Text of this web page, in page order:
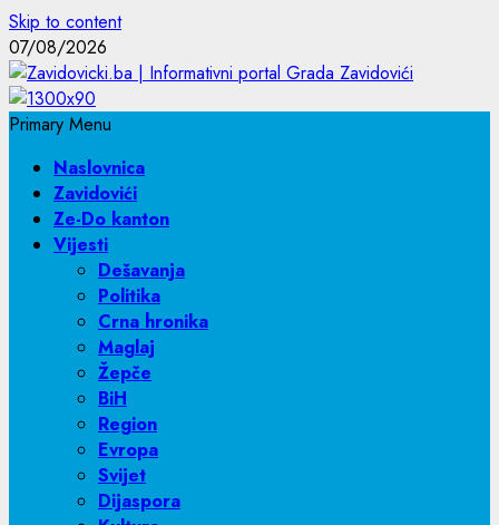
Skip to content
07/08/2026
Primary Menu
Naslovnica
Zavidovići
Ze-Do kanton
Vijesti
Dešavanja
Politika
Crna hronika
Maglaj
Žepče
BiH
Region
Evropa
Svijet
Dijaspora